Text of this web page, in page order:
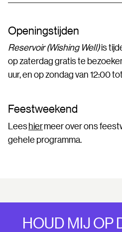
Openingstijden
Reservoir (Wishing Well)is
op zaterdag gratis te
uur, en op zondag van 12:00
Feestweekend
Leeshiermeer over ons
gehele programma.
HOUD MIJ OP